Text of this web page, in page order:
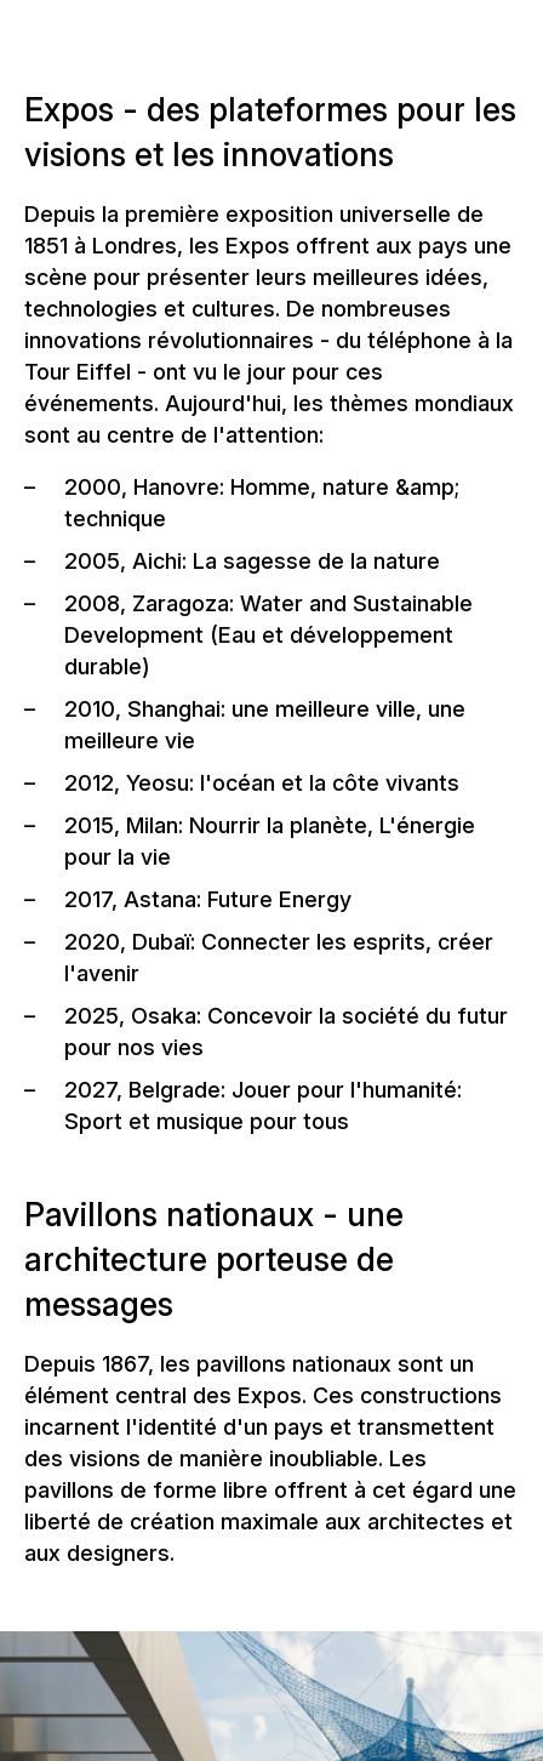
Expos - des plateformes pour les
visions et les innovations
Depuis la première exposition universelle de
1851 à Londres, les Expos offrent aux pays une
scène pour présenter leurs meilleures idées,
technologies et cultures. De nombreuses
innovations révolutionnaires - du téléphone à la
Tour Eiffel - ont vu le jour pour ces
événements. Aujourd'hui, les thèmes mondiaux
sont au centre de l'attention:
2000, Hanovre: Homme, nature &amp;
technique
2005, Aichi: La sagesse de la nature
2008, Zaragoza: Water and Sustainable
Development (Eau et développement
durable)
2010, Shanghai: une meilleure ville, une
meilleure vie
2012, Yeosu: l'océan et la côte vivants
2015, Milan: Nourrir la planète, L'énergie
pour la vie
2017, Astana: Future Energy
2020, Dubaï: Connecter les esprits, créer
l'avenir
2025, Osaka: Concevoir la société du futur
pour nos vies
2027, Belgrade: Jouer pour l'humanité:
Sport et musique pour tous
Pavillons nationaux - une
architecture porteuse de
messages
Depuis 1867, les pavillons nationaux sont un
élément central des Expos. Ces constructions
incarnent l'identité d'un pays et transmettent
des visions de manière inoubliable. Les
pavillons de forme libre offrent à cet égard une
liberté de création maximale aux architectes et
aux designers.